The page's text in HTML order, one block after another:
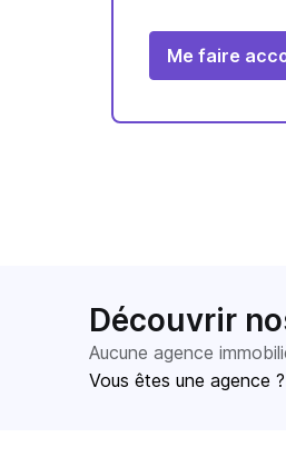
Me faire
Découvrir
Aucune agence
Vous êtes une agence ?